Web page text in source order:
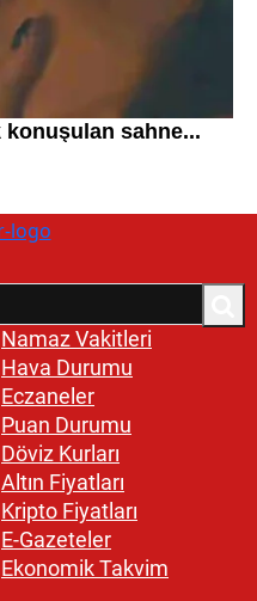
Namaz Vakitleri
Hava Durumu
Eczaneler
Puan Durumu
Döviz Kurları
Altın Fiyatları
Kripto Fiyatları
E-Gazeteler
Ekonomik Takvim